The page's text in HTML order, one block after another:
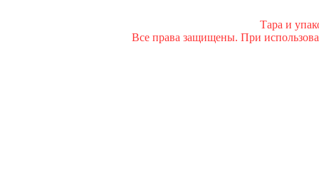
Тара и
Все права защищены. При